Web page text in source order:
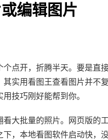
编辑图片
点开，折腾半天。要是直
实用看图王查看图片并不
技巧刚好能帮到你。
大批量的照片。网页版的
，本地看图软件启动快，